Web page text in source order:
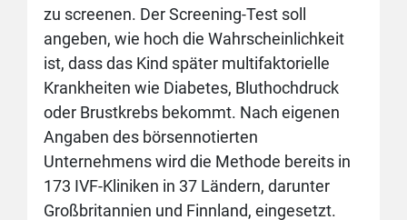
zu screenen. Der Screening-Test soll
angeben, wie hoch die Wahrscheinlichkeit
ist, dass das Kind später multifaktorielle
Krankheiten wie Diabetes, Bluthochdruck
oder Brustkrebs bekommt. Nach eigenen
Angaben des börsennotierten
Unternehmens wird die Methode bereits in
173 IVF-Kliniken in 37 Ländern, darunter
Großbritannien und Finnland, eingesetzt.